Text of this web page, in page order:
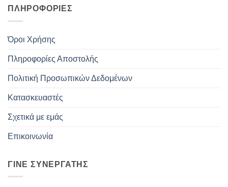
ΠΛΗΡΟΦΟΡΊΕΣ
Όροι Χρήσης
Πληροφορίες Αποστολής
Πολιτική Προσωπικών Δεδομένων
Κατασκευαστές
Σχετικά με εμάς
Επικοινωνία
ΓΊΝΕ ΣΥΝΕΡΓΆΤΗΣ